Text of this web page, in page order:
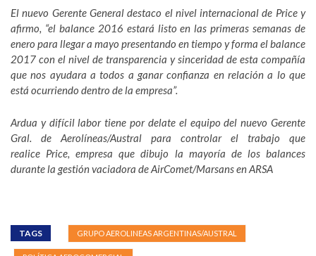
El nuevo Gerente General destaco el nivel internacional de Pricey
afirmo, “el balance 2016 estará listo en las primeras semanas de
enero para llegar a mayo presentando en tiempo y forma el balance
2017 con el nivel de transparencia y sinceridad de esta compañía
que nos ayudara a todos a ganar confianza en relación a lo que
está ocurriendo dentro de la empresa”.
Ardua y difícil labor tiene por delate el equipo del nuevo Gerente
Gral. de Aerolíneas/Austral para controlar el trabajo que
realice Price, empresa que dibujo la mayoría de los balances
durante la gestión vaciadora deAirComet/Marsansen ARSA
TAGS GRUPO AEROLINEAS ARGENTINAS/AUSTRAL